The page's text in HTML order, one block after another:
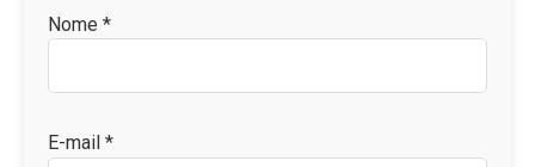
Nome *
E-mail *